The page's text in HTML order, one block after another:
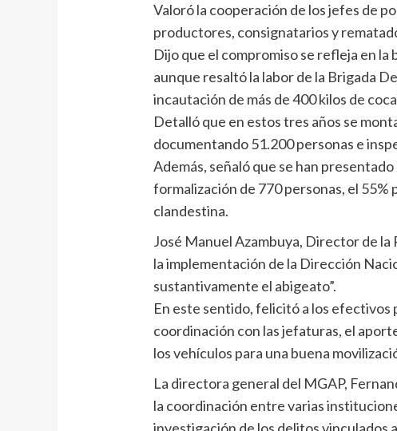
Valoró la cooperación de los jefes de
productores, consignatarios y
Dijo que el compromiso se refleja en la
aunque resaltó la labor de la Brigada
incautación de más de 400 kilos de
Detalló que en estos tres años se
documentando 51.200 personas e
Además, señaló que se han
formalización de 770 personas, el 55%
clandestina.
José Manuel Azambuya, Director de
la implementación de la Dirección
sustantivamente el abigeato”.
En este sentido, felicitó a los efectivos
coordinación con las jefaturas, el
los vehículos para una buena
La directora general del MGAP,
la coordinación entre varias